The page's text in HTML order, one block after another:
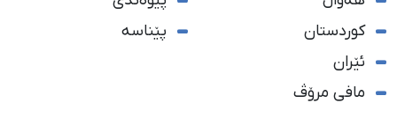
کوردستان
ئێران
مافی مرۆڤ
پێناسە